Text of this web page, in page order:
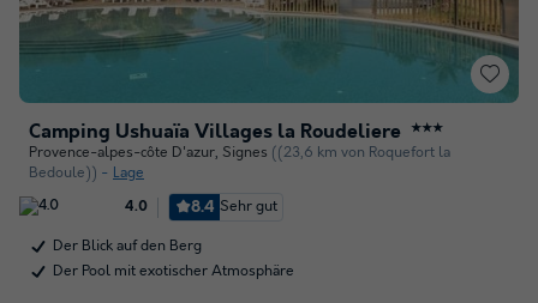
Camping Ushuaïa Villages la Roudeliere ★★★
Provence-alpes-côte D'azur, Signes ((23,6 km von Roquefort la
Bedoule))
Lage
4.0 8.4 Sehr gut
Der Blick auf den Berg
Der Pool mit exotischer Atmosphäre